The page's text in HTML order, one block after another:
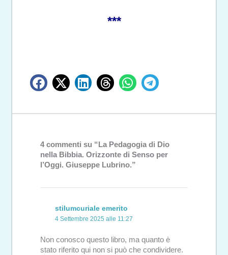
***
4 commenti su “La Pedagogia di Dio
nella Bibbia. Orizzonte di Senso per
l’Oggi. Giuseppe Lubrino.”
stilumcuriale emerito
4 Settembre 2025 alle 11:27
Non conosco questo libro, ma quanto è
stato riferito qui non si può che condividere.